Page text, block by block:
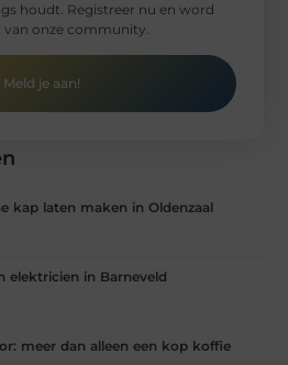
kap laten maken in Oldenzaal
elektricien in Barneveld
meer dan alleen een kop koffie
houdt. Registreer nu en word
van onze community.
Meld je aan!